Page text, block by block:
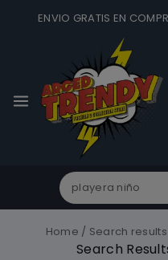
ENVIO GRATIS EN
Home / Search
Search